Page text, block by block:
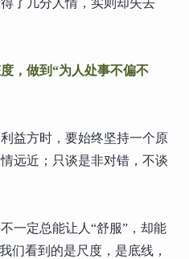
了几分人情，实则却失去
，做到“为人处事不偏不
益方时，要始终坚持一个原
远近；只谈是非对错，不谈
一定总能让人“舒服”，却能
们看到的是尺度，是底线，